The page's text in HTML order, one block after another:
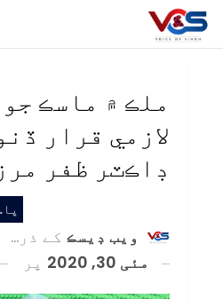
ملڪ ۾ ماسڪ
لازمي قرار
ڊاڪٽر ظفر
ويب ڊيسڪ کے ذریعہ
مئی 30, 2020
پر